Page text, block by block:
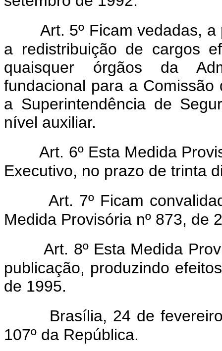
Art. 5º Ficam vedadas,
a redistribuição de cargos
quaisquer órgãos da
fundacional para a
a Superintendência de
nível auxiliar.
Art. 6º Esta Medida
Executivo, no prazo de trinta
Art. 7º Ficam
Medida Provisória nº 873, de
Art. 8º Esta Medida
publicação, produzindo
de 1995.
Brasília, 24 de
107º da República.